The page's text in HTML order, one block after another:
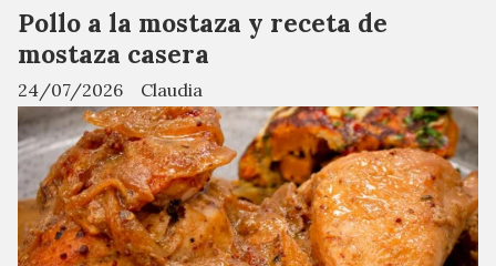
Pollo a la mostaza y receta de
mostaza casera
Claudia
24/07/2026